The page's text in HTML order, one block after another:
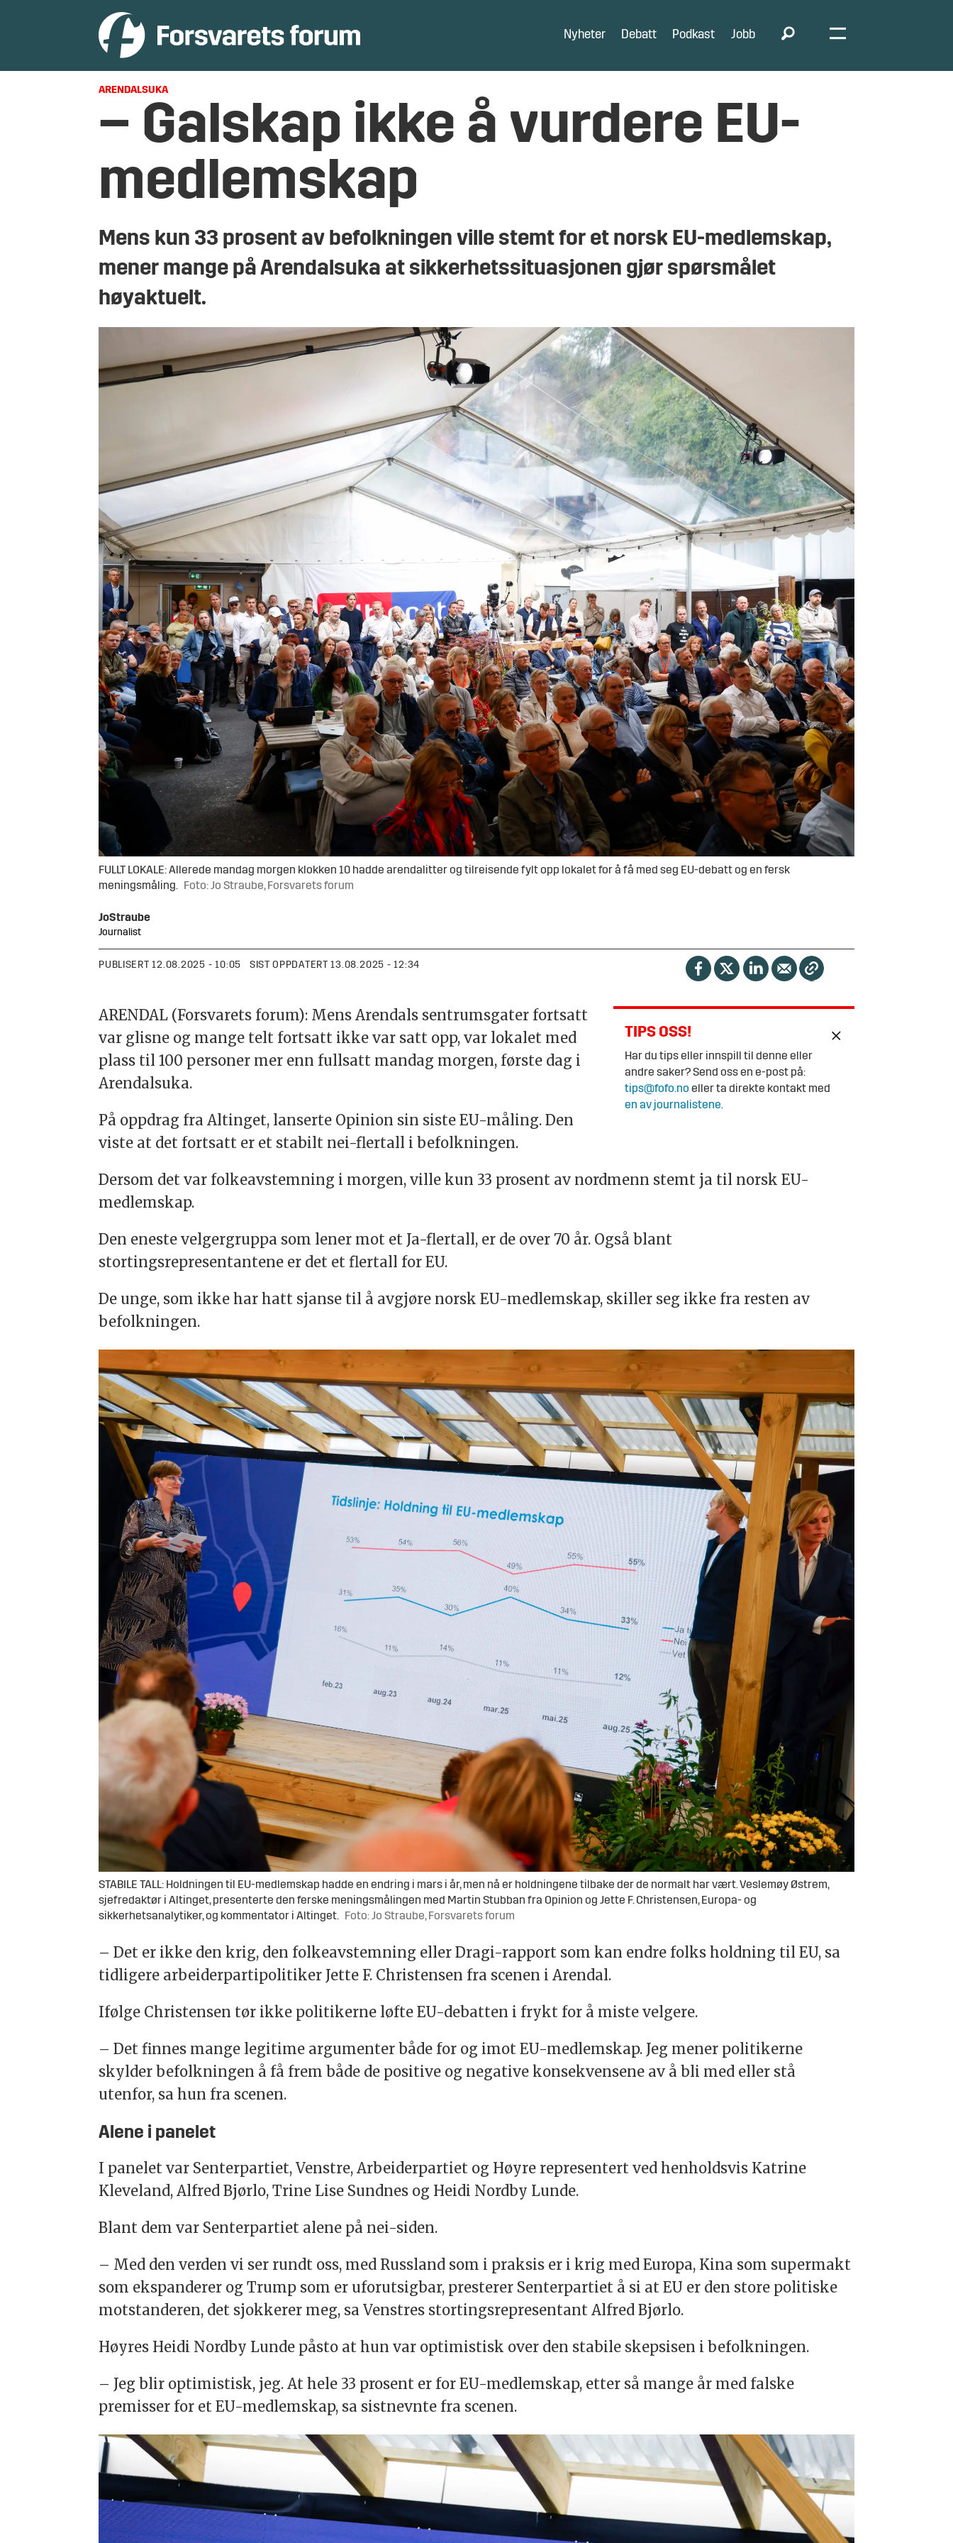
Nyheter Debatt Podkast Jobb
ARENDALSUKA
– Galskap ikke å vurdere EU-
medlemskap
Mens kun 33 prosent av befolkningen ville stemt for et norsk EU-medlemskap,
mener mange på Arendalsuka at sikkerhetssituasjonen gjør spørsmålet
høyaktuelt.
FULLT LOKALE: Allerede mandag morgen klokken 10 hadde arendalitter og tilreisende fylt opp lokalet for å få med seg EU-debatt og en fersk
meningsmåling.
Foto: Jo Straube, Forsvarets forum
JoStraube
Journalist
PUBLISERT 12.08.2025 - 10:05 SIST OPPDATERT 13.08.2025 - 12:34
TIPS OSS!
Har du tips eller innspill til denne eller
andre saker? Send oss en e-post på:
tips@fofo.no eller ta direkte kontakt med
en av journalistene.
ARENDAL (Forsvarets forum): Mens Arendals sentrumsgater fortsatt
var glisne og mange telt fortsatt ikke var satt opp, var lokalet med
plass til 100 personer mer enn fullsatt mandag morgen, første dag i
Arendalsuka.
På oppdrag fra Altinget, lanserte Opinion sin siste EU-måling. Den
viste at det fortsatt er et stabilt nei-flertall i befolkningen.
Dersom det var folkeavstemning i morgen, ville kun 33 prosent av nordmenn stemt ja til norsk EU-
medlemskap.
Den eneste velgergruppa som lener mot et Ja-flertall, er de over 70 år. Også blant
stortingsrepresentantene er det et flertall for EU.
De unge, som ikke har hatt sjanse til å avgjøre norsk EU-medlemskap, skiller seg ikke fra resten av
befolkningen.
STABILE TALL: Holdningen til EU-medlemskap hadde en endring i mars i år, men nå er holdningene tilbake der de normalt har vært. Veslemøy Østrem,
sjefredaktør i Altinget, presenterte den ferske meningsmålingen med Martin Stubban fra Opinion og Jette F. Christensen, Europa- og
sikkerhetsanalytiker, og kommentator i Altinget. Foto: Jo Straube, Forsvarets forum
– Det er ikke den krig, den folkeavstemning eller Dragi-rapport som kan endre folks holdning til EU, sa
tidligere arbeiderpartipolitiker Jette F. Christensen fra scenen i Arendal.
Ifølge Christensen tør ikke politikerne løfte EU-debatten i frykt for å miste velgere.
– Det finnes mange legitime argumenter både for og imot EU-medlemskap. Jeg mener politikerne
skylder befolkningen å få frem både de positive og negative konsekvensene av å bli med eller stå
utenfor, sa hun fra scenen.
Alene i panelet
I panelet var Senterpartiet, Venstre, Arbeiderpartiet og Høyre representert ved henholdsvis Katrine
Kleveland, Alfred Bjørlo, Trine Lise Sundnes og Heidi Nordby Lunde.
Blant dem var Senterpartiet alene på nei-siden.
– Med den verden vi ser rundt oss, med Russland som i praksis er i krig med Europa, Kina som supermakt
som ekspanderer og Trump som er uforutsigbar, presterer Senterpartiet å si at EU er den store politiske
motstanderen, det sjokkerer meg, sa Venstres stortingsrepresentant Alfred Bjørlo.
Høyres Heidi Nordby Lunde påsto at hun var optimistisk over den stabile skepsisen i befolkningen.
– Jeg blir optimistisk, jeg. At hele 33 prosent er for EU-medlemskap, etter så mange år med falske
premisser for et EU-medlemskap, sa sistnevnte fra scenen.